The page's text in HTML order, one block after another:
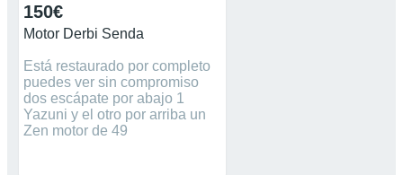
150€
Motor Derbi Senda
Está restaurado por completo
puedes ver sin compromiso
dos escápate por abajo 1
Yazuni y el otro por arriba un
Zen motor de 49